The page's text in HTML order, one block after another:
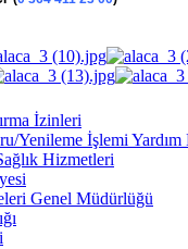
İzinleri
Yenileme İşlemi Yardım
Hizmetleri
Genel Müdürlüğü